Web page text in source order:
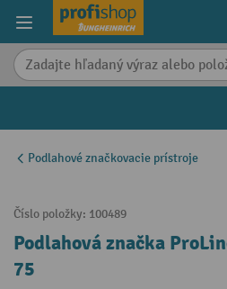
content
Podlahové značkovacie prístroje
Číslo položky: 100489
Podlahová značka
75